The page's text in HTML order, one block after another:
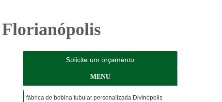
Solicite um orçamento
MENU
fábrica de bobina tubular personalizada Divinópolis